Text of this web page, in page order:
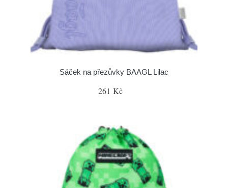
Sáček na přezůvky BAAGL Lilac
261 Kč